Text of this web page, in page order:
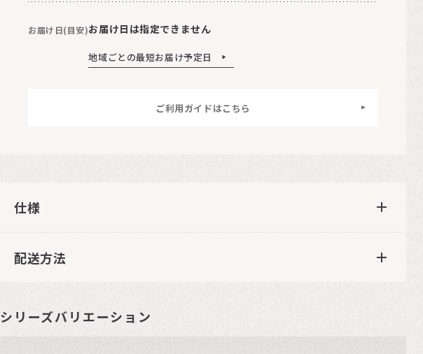
お届け日(目安)お届け日は指定できません
地域ごとの最短お届け予定日
ご利用ガイドはこちら
仕様
配送方法
シリーズバリエーション